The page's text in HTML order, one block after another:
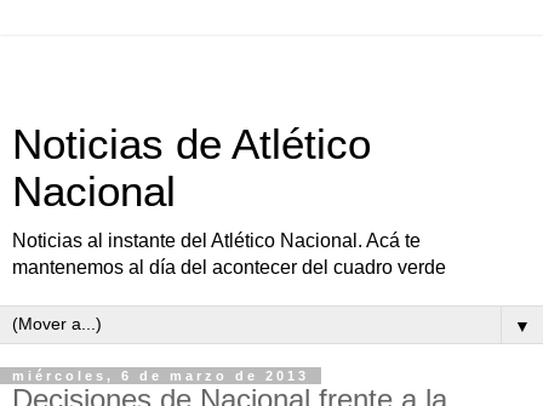
Noticias de Atlético
Nacional
Noticias al instante del Atlético Nacional. Acá te
mantenemos al día del acontecer del cuadro verde
▼
miércoles, 6 de marzo de 2013
Decisiones de Nacional frente a la